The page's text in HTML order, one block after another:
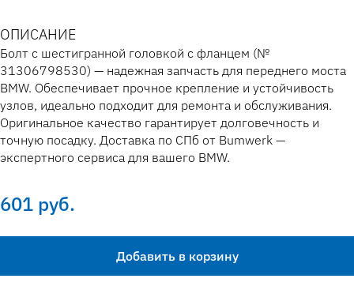
ОПИСАНИЕ
Болт с шестигранной головкой с фланцем (№
31306798530) — надежная запчасть для переднего моста
BMW. Обеспечивает прочное крепление и устойчивость
узлов, идеально подходит для ремонта и обслуживания.
Оригинальное качество гарантирует долговечность и
точную посадку. Доставка по СПб от Bumwerk —
экспертного сервиса для вашего BMW.
601 руб.
Добавить в корзину